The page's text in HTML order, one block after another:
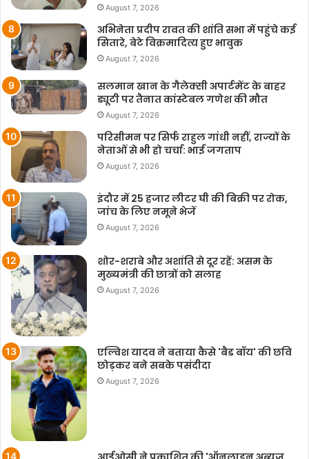
August 7, 2026
अभिनेता प्रदीप रावत की शांति सभा में पहुंचे कई
सितारे, बेटे विक्रमादित्य हुए भावुक
August 7, 2026
सलमान खान के गैलेक्सी अपार्टमेंट के बाहर
ड्यूटी पर तैनात कांस्टेबल गणेश की मौत
August 7, 2026
परिसीमन पर सिर्फ राहुल गांधी नहीं, राज्यों के
नेताओं से भी हो चर्चा: भाई जगताप
August 7, 2026
इंदौर में 25 हजार लीटर घी की बिक्री पर रोक,
जांच के लिए नमूने भेजें
August 7, 2026
शोर-शराबे और अशांति से दूर रहें: असम के
मुख्यमंत्री की छात्रों को सलाह
August 7, 2026
एल्विश यादव ने बताया कैसे 'बैड बॉय' की छवि
छोड़कर बने सबके पसंदीदा
August 7, 2026